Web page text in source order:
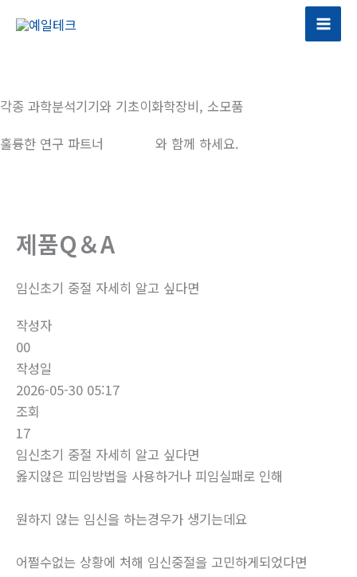
건
너
뛰
각종 과학분석기기와 기초이화학장비, 소모품
훌륭한 연구 파트너
와 함께 하세요.
제품Q＆A
임신초기 중절 자세히 알고 싶다면
작성자
00
작성일
2026-05-30 05:17
조회
17
임신초기 중절 자세히 알고 싶다면
옳지않은 피임방법을 사용하거나 피임실패로 인해
원하지 않는 임신을 하는경우가 생기는데요
어쩔수없는 상황에 처해 임신중절을 고민하게되었다면